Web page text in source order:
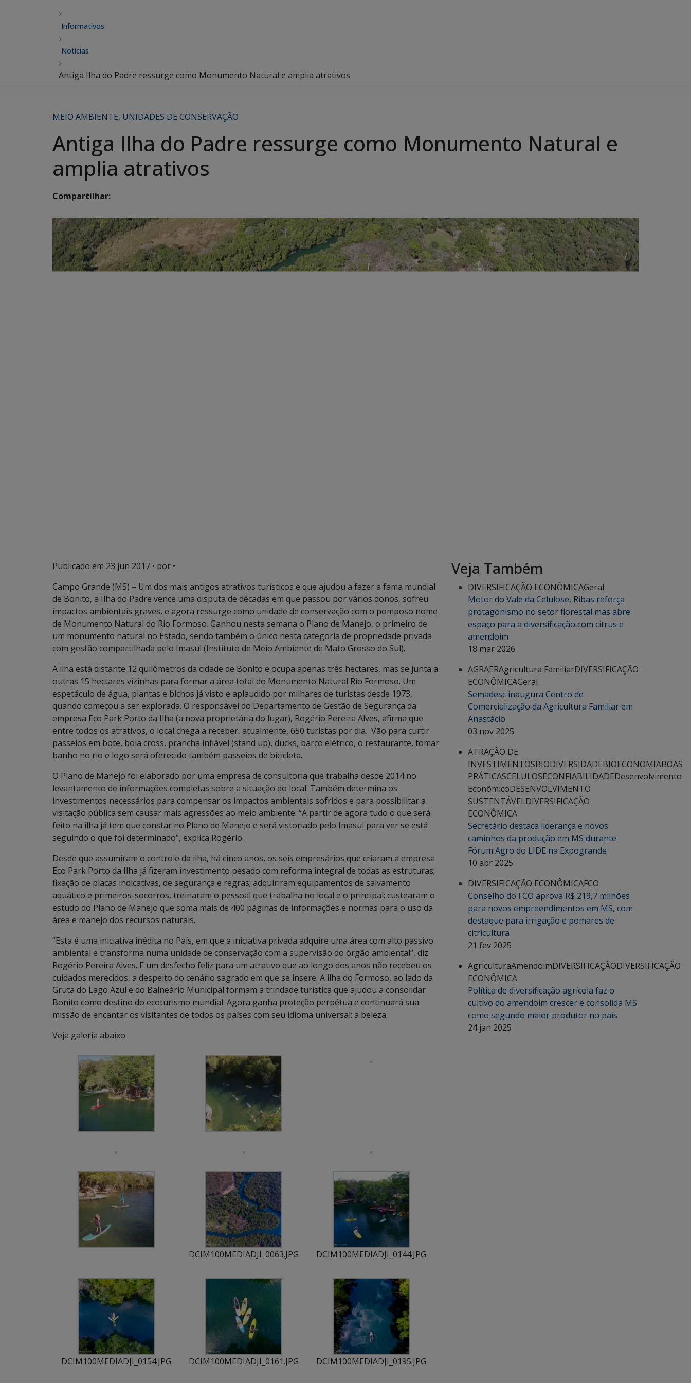
Informativos
Notícias
Antiga Ilha do Padre ressurge como Monumento Natural e amplia atrativos
MEIO AMBIENTE, UNIDADES DE CONSERVAÇÃO
Antiga Ilha do Padre ressurge como Monumento Natural e
amplia atrativos
Compartilhar:
Publicado em 23 jun 2017 • por •
Campo Grande (MS) – Um dos mais antigos atrativos turísticos e que ajudou a fazer a fama mundial
de Bonito, a Ilha do Padre vence uma disputa de décadas em que passou por vários donos, sofreu
impactos ambientais graves, e agora ressurge como unidade de conservação com o pomposo nome
de Monumento Natural do Rio Formoso. Ganhou nesta semana o Plano de Manejo, o primeiro de
um monumento natural no Estado, sendo também o único nesta categoria de propriedade privada
com gestão compartilhada pelo Imasul (Instituto de Meio Ambiente de Mato Grosso do Sul).
A ilha está distante 12 quilômetros da cidade de Bonito e ocupa apenas três hectares, mas se junta a
outras 15 hectares vizinhas para formar a área total do Monumento Natural Rio Formoso. Um
espetáculo de água, plantas e bichos já visto e aplaudido por milhares de turistas desde 1973,
quando começou a ser explorada. O responsável do Departamento de Gestão de Segurança da
empresa Eco Park Porto da Ilha (a nova proprietária do lugar), Rogério Pereira Alves, afirma que
entre todos os atrativos, o local chega a receber, atualmente, 650 turistas por dia. Vão para curtir
passeios em bote, boia cross, prancha inflável (stand up), ducks, barco elétrico, o restaurante, tomar
banho no rio e logo será oferecido também passeios de bicicleta.
O Plano de Manejo foi elaborado por uma empresa de consultoria que trabalha desde 2014 no
levantamento de informações completas sobre a situação do local. Também determina os
investimentos necessários para compensar os impactos ambientais sofridos e para possibilitar a
visitação pública sem causar mais agressões ao meio ambiente. “A partir de agora tudo o que será
feito na ilha já tem que constar no Plano de Manejo e será vistoriado pelo Imasul para ver se está
seguindo o que foi determinado”, explica Rogério.
Desde que assumiram o controle da ilha, há cinco anos, os seis empresários que criaram a empresa
Eco Park Porto da Ilha já fizeram investimento pesado com reforma integral de todas as estruturas;
fixação de placas indicativas, de segurança e regras; adquiriram equipamentos de salvamento
aquático e primeiros-socorros, treinaram o pessoal que trabalha no local e o principal: custearam o
estudo do Plano de Manejo que soma mais de 400 páginas de informações e normas para o uso da
área e manejo dos recursos naturais.
“Esta é uma iniciativa inédita no País, em que a iniciativa privada adquire uma área com alto passivo
ambiental e transforma numa unidade de conservação com a supervisão do órgão ambiental”, diz
Rogério Pereira Alves. E um desfecho feliz para um atrativo que ao longo dos anos não recebeu os
cuidados merecidos, a despeito do cenário sagrado em que se insere. A ilha do Formoso, ao lado da
Gruta do Lago Azul e do Balneário Municipal formam a trindade turística que ajudou a consolidar
Bonito como destino do ecoturismo mundial. Agora ganha proteção perpétua e continuará sua
missão de encantar os visitantes de todos os países com seu idioma universal: a beleza.
Veja galeria abaixo:
DCIM100MEDIADJI_0063.JPG DCIM100MEDIADJI_0144.JPG
DCIM100MEDIADJI_0154.JPG DCIM100MEDIADJI_0161.JPG DCIM100MEDIADJI_0195.JPG
Veja Também
DIVERSIFICAÇÃO ECONÔMICAGeral
Motor do Vale da Celulose, Ribas reforça
protagonismo no setor florestal mas abre
espaço para a diversificação com citrus e
amendoim
18 mar 2026
AGRAERAgricultura FamiliarDIVERSIFICAÇÃO
ECONÔMICAGeral
Semadesc inaugura Centro de
Comercialização da Agricultura Familiar em
Anastácio
03 nov 2025
ATRAÇÃO DE
INVESTIMENTOSBIODIVERSIDADEBIOECONOMIABOAS
PRÁTICASCELULOSECONFIABILIDADEDesenvolvimento
EconômicoDESENVOLVIMENTO
SUSTENTÁVELDIVERSIFICAÇÃO
ECONÔMICA
Secretário destaca liderança e novos
caminhos da produção em MS durante
Fórum Agro do LIDE na Expogrande
10 abr 2025
DIVERSIFICAÇÃO ECONÔMICAFCO
Conselho do FCO aprova R$ 219,7 milhões
para novos empreendimentos em MS, com
destaque para irrigação e pomares de
citricultura
21 fev 2025
AgriculturaAmendoimDIVERSIFICAÇÃODIVERSIFICAÇÃO
ECONÔMICA
Política de diversificação agrícola faz o
cultivo do amendoim crescer e consolida MS
como segundo maior produtor no país
24 jan 2025